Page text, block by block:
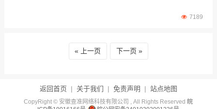
7189
上一页 下一页
返回首页 | 关于我们 | 免责声明 | 站点地图
CopyRight © 安徽查准网络科技有限公司 , All Rights Reserved 皖